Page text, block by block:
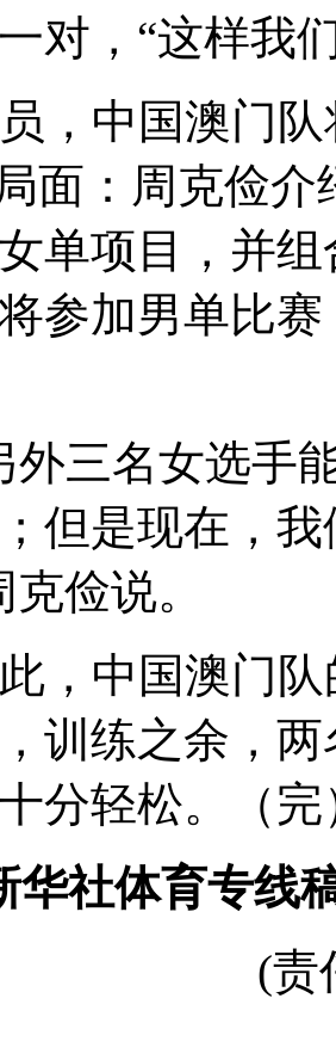
对，“这样我
，中国澳门队
面：周克俭
单项目，并
参加男单比
三名女选手
但是现在，
俭说。
，中国澳门队
训练之余，
分轻松。（完
华社体育专线
(责